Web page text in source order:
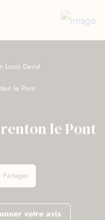
Louis David
le Pont
le Pont
Partager
votre avis